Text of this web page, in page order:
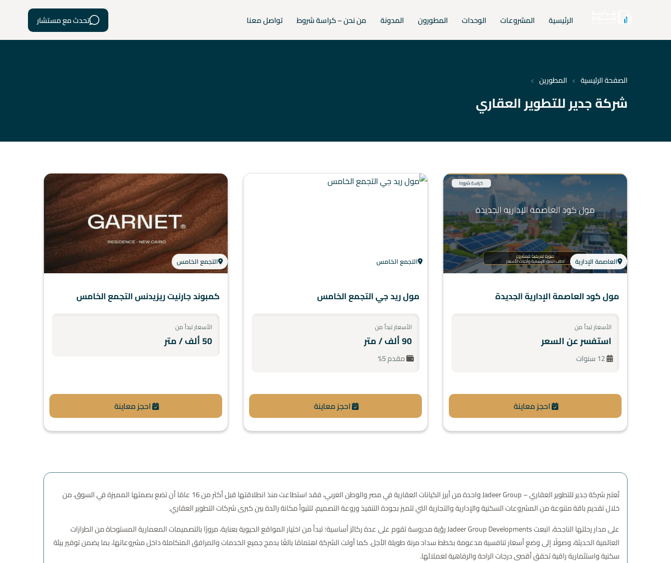
الرئيسية المشروعات الوحدات المطورون المدونة من نحن – كراسة شروط تواصل معنا تحدث مع مستشار
الصفحة الرئيسية › المطورين ›
شركة جدير للتطوير العقاري
العاصمة الإدارية
مول كود العاصمة الإدارية الجديدة
الأسعار تبدأ من
استفسر عن السعر
12 سنوات
احجز معاينة
التجمع الخامس
مول ريد جي التجمع الخامس
الأسعار تبدأ من
90 ألف / متر
مقدم 5%
احجز معاينة
التجمع الخامس
كمبوند جارنيت ريزيدنس التجمع الخامس
الأسعار تبدأ من
50 ألف / متر
احجز معاينة
تُعتبر شركة جدير للتطوير العقاري – Jadeer Group واحدة من أبرز الكيانات العقارية في مصر والوطن العربي، فقد استطاعت منذ انطلاقتها قبل أكثر من 16 عامًا أن تضع بصمتها المميزة في السوق، من
خلال تقديم باقة متنوعة من المشروعات السكنية والإدارية والتجارية التي تتميز بجودة التنفيذ وروعة التصميم، لتتبوأ مكانة رائدة بين كبرى شركات التطوير العقاري.
على مدار رحلتها الناجحة، اتبعت Jadeer Group Developments رؤية مدروسة تقوم على عدة ركائز أساسية؛ تبدأ من اختيار المواقع الحيوية بعناية، مرورًا بالتصميمات المعمارية المستوحاة من الطرازات
العالمية الحديثة، وصولًا إلى وضع أسعار تنافسية مدعومة بخطط سداد مرنة طويلة الأجل. كما أولت الشركة اهتمامًا بالغًا بدمج جميع الخدمات والمرافق المتكاملة داخل مشروعاتها، بما يضمن توفير بيئة
سكنية واستثمارية راقية تحقق أقصى درجات الراحة والرفاهية لعملائها.